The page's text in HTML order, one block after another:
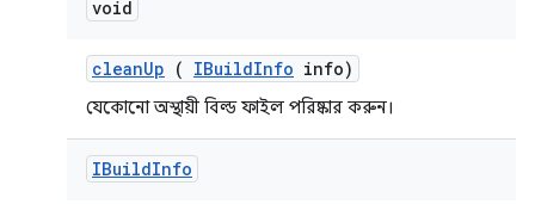
void
cleanUp ( IBuildInfo info)
যেকোনো অস্থায়ী বিল্ড ফাইল পরিষ্কার করুন।
IBuildInfo